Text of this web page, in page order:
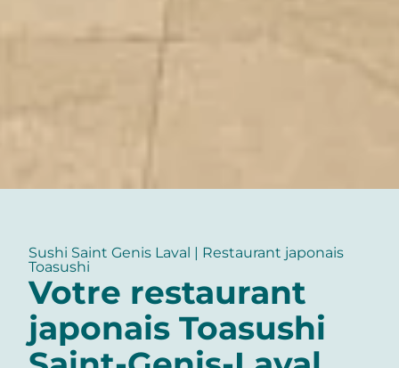
Sushi Saint Genis Laval | Restaurant japonais
Toasushi
Votre restaurant
japonais Toasushi